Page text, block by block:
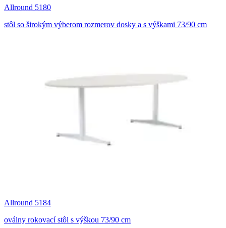
Allround 5180
stôl so širokým výberom rozmerov dosky a s výškami 73/90 cm
Allround 5184
oválny rokovací stôl s výškou 73/90 cm